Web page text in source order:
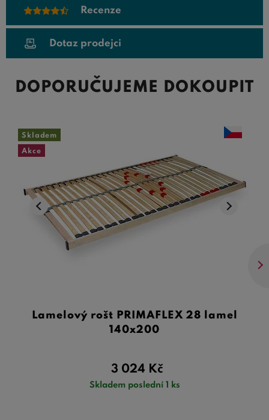
Recenze
Dotaz prodejci
DOPORUČUJEME DOKOUPIT
Skladem
Akce
Lamelový rošt PRIMAFLEX 28 lamel
140x200
3 024 Kč
Skladem poslední 1 ks